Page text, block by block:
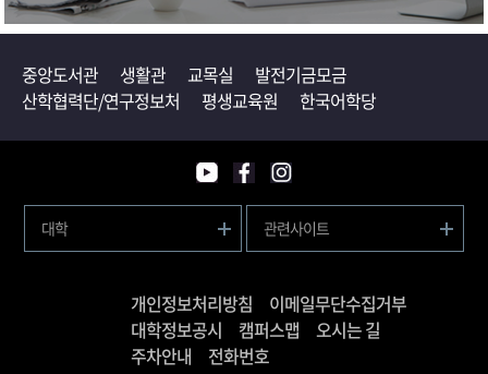
중앙도서관 생활관 교목실
발전기금모금
산학협력단/연구정보처
평생교육원 한국어학당
대학 관련사이트
개인정보처리방침
이메일무단수집거부
대학정보공시
캠퍼스맵
오시는 길
주차안내
전화번호